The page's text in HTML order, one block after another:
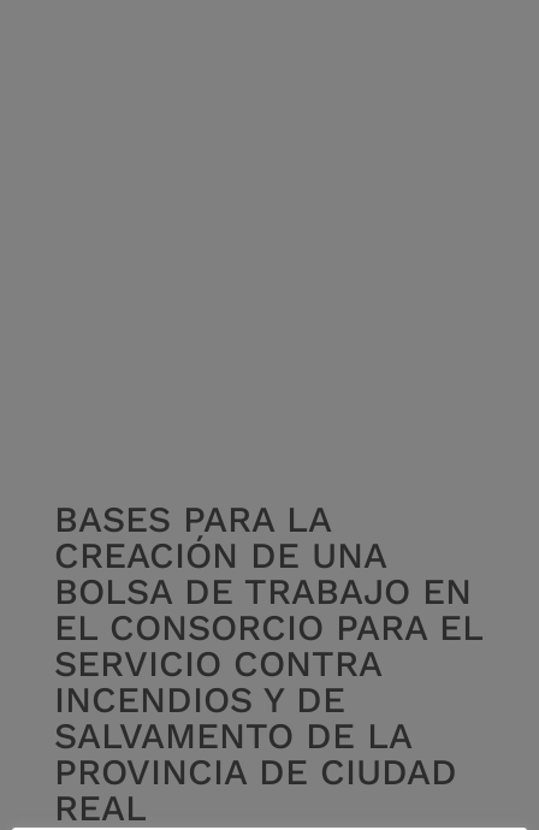
BASES PARA LA
CREACIÓN DE UNA
BOLSA DE TRABAJO EN
EL CONSORCIO PARA EL
SERVICIO CONTRA
INCENDIOS Y DE
SALVAMENTO DE LA
PROVINCIA DE CIUDAD
REAL